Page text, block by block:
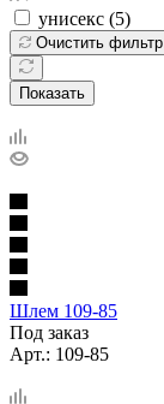
унисекс (5)
Очистить фильтр
Показать
Шлем 109-85
Под заказ
Арт.: 109-85